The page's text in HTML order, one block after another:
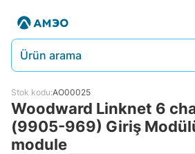
Ürün arama
Stok kodu:AO00025
Woodward Linknet 6
(9905-969) Giriş
module